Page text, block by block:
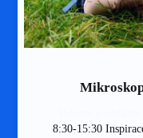
8:30-15:30
s některými dětmi
s některými dětmi